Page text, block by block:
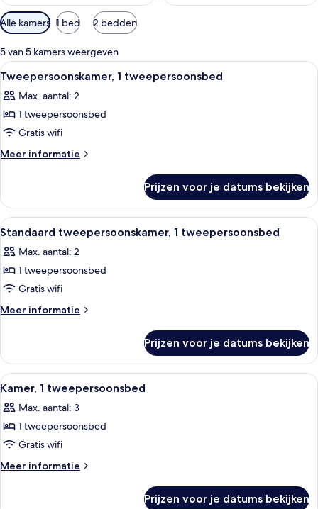
Beschikbare
filters
voor
kamers
Alle kamers 1 bed 2 bedden
5 van 5 kamers weergeven
Alle
foto's
voor
Tweepersoonskamer,
1
tweepersoonsbed
Een hotelkamer met een bed, twee
2
Tweepersoonskamer, 1 tweepersoonsbed
Max. aantal: 2
1 tweepersoonsbed
Gratis wifi
Meer informatie
Meer
1
tweepersoonsbed
Prijzen voor je datums bekijken
Alle
foto's
voor
Standaard
tweepersoonskamer,
1
Hotelkamer met een groot bed, een
4
Standaard tweepersoonskamer, 1 tweepersoonsbed
Max. aantal: 2
1 tweepersoonsbed
Gratis wifi
Meer informatie
Meer
tweepersoonskamer,
tweepersoonsbed
Prijzen voor je datums bekijken
Alle
foto's
voor
Kamer,
1
tweepersoonsbed
Een hotelkamer met een bed, een
1
Kamer, 1 tweepersoonsbed
Max. aantal: 3
1 tweepersoonsbed
Gratis wifi
Meer informatie
Meer
Prijzen voor je datums bekijken